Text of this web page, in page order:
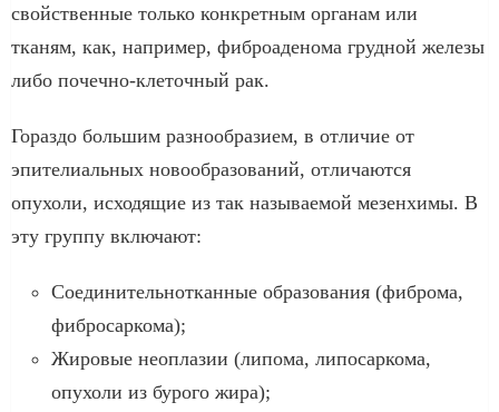
свойственные только конкретным органам или
тканям, как, например, фиброаденома грудной железы
либо почечно-клеточный рак.
Гораздо большим разнообразием, в отличие от
эпителиальных новообразований, отличаются
опухоли, исходящие из так называемой мезенхимы. В
эту группу включают:
Соединительнотканные образования (фиброма,
фибросаркома);
Жировые неоплазии (липома, липосаркома,
опухоли из бурого жира);